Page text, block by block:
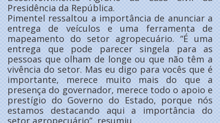
Presidência da República.
Pimentel ressaltou a importância de anunciar a
entrega de veículos e uma ferramenta de
mapeamento do setor agropecuário. “É uma
entrega que pode parecer singela para as
pessoas que olham de longe ou que não têm a
vivência do setor. Mas eu digo para vocês que é
importante, merece muito mais do que a
presença do governador, merece todo o apoio e
prestígio do Governo do Estado, porque nós
estamos destacando aqui a importância do